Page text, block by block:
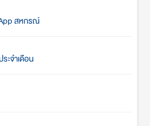
สหกรณ์
ะจำเดือน